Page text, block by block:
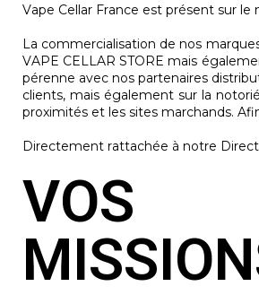
Vape Cellar France est présent sur
La commercialisation de nos
VAPE CELLAR STORE mais
pérenne avec nos partenaires
clients, mais également sur la
proximités et les sites marchands.
Directement rattachée à notre
VOS